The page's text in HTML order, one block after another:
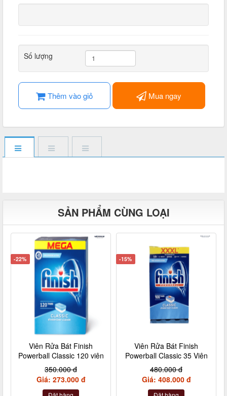
Số lượng
Thêm vào giỏ Mua ngay
SẢN PHẨM CÙNG LOẠI
-22%
Viên Rửa Bát Finish
Powerball Classic 120 viên
350.000 đ
Giá: 273.000 đ
-15%
Viên Rửa Bát Finish
Powerball Classic 35 Viên
480.000 đ
Giá: 408.000 đ